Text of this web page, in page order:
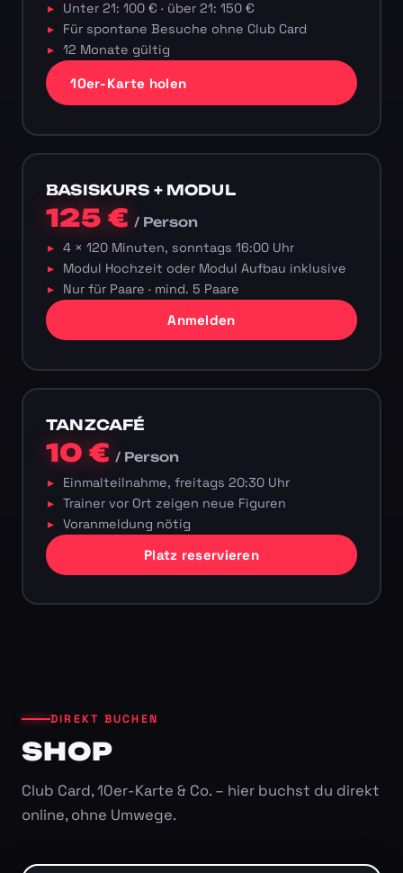
Unter 21: 100 € · über 21: 150 €
Für spontane Besuche ohne Club Card
12 Monate gültig
10er-Karte holen
BASISKURS + MODUL
125 €/ Person
4 × 120 Minuten, sonntags 16:00 Uhr
Modul Hochzeit oder Modul Aufbau inklusive
Nur für Paare · mind. 5 Paare
Anmelden
TANZCAFÉ
10 €/ Person
Einmalteilnahme, freitags 20:30 Uhr
Trainer vor Ort zeigen neue Figuren
Voranmeldung nötig
Platz reservieren
DIREKT BUCHEN
SHOP
Club Card, 10er-Karte & Co. – hier buchst du direkt
online, ohne Umwege.